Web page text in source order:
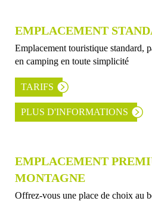
EMPLACEMENT
Emplacement touristique standard,
en camping en toute simplicité
TARIFS
PLUS D'INFORMATIONS
EMPLACEMENT
MONTAGNE
Offrez-vous une place de choix au